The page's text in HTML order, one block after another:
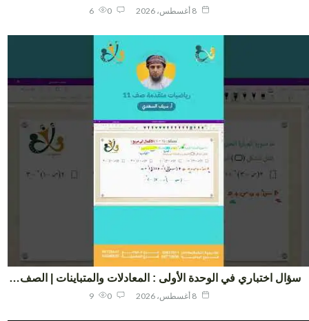
6
اختباري في الوحدة الأولى : المعادلات والمتباينات | الصف…
9